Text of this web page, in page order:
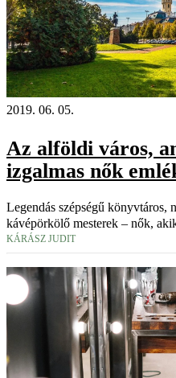
2019. 06. 05.
Az alföldi város,
izgalmas nők
Legendás szépségű könyvtáros,
kávépörkölő mesterek – nők,
KÁRÁSZ JUDIT